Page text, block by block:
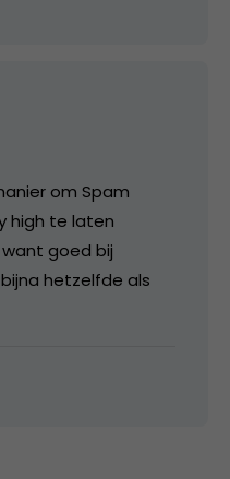
om Spam
high te laten
goed bij
hetzelfde als